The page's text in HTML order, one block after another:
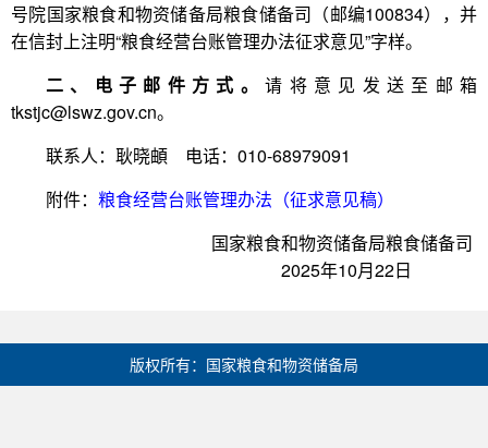
号院国家粮食和物资储备局粮食储备司（邮编100834），并
在信封上注明“粮食经营台账管理办法征求意见”字样。
二、电子邮件方式。请将意见发送至邮箱
tkstjc@lswz.gov.cn。
联系人：耿晓頔 电话：010-68979091
附件： 粮食经营台账管理办法（征求意见稿）
国家粮食和物资储备局粮食储备司
2025年10月22日
版权所有：国家粮食和物资储备局